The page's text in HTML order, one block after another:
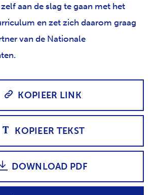
aan de slag te gaan met het
en zet zich daarom graag
van de Nationale
KOPIEER LINK
KOPIEER TEKST
DOWNLOAD PDF